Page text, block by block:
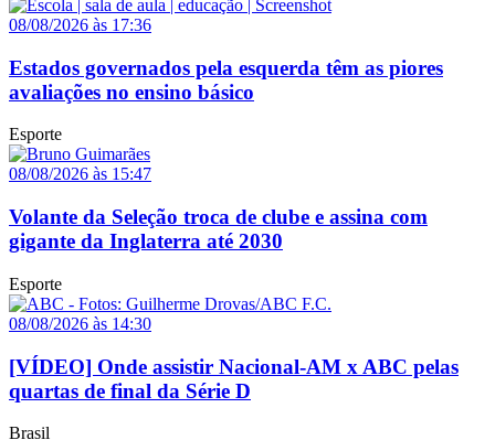
08/08/2026 às 17:36
Estados governados pela esquerda têm as piores
avaliações no ensino básico
Esporte
08/08/2026 às 15:47
Volante da Seleção troca de clube e assina com
gigante da Inglaterra até 2030
Esporte
08/08/2026 às 14:30
[VÍDEO] Onde assistir Nacional-AM x ABC pelas
quartas de final da Série D
Brasil